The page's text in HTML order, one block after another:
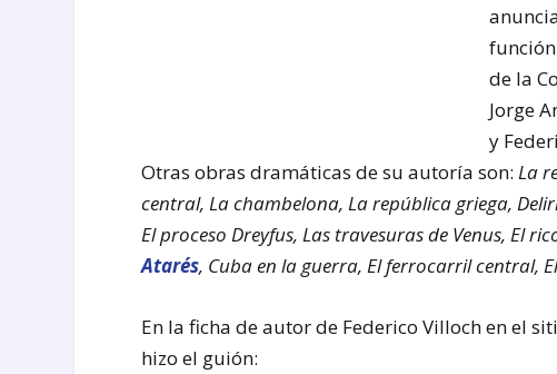
de la
Jorge
y
Otras obras dramáticas de su autoría son:La
central, La chambelona, La república griega,
El proceso Dreyfus, Las travesuras de Venus, El
Atarés, Cuba en la guerra, El ferrocarril central,
En la ficha de autor de Federico Villoch en el
hizo el guión: